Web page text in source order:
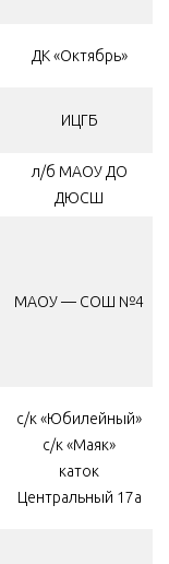
ДК «Октябрь»
ИЦГБ
л/б МАОУ ДО
ДЮСШ
МАОУ — СОШ №4
с/к «Юбилейный»
с/к «Маяк»
каток
Центральный 17а